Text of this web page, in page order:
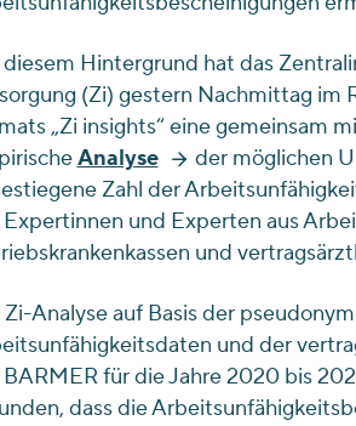
diesem Hintergrund hat das
(Zi) gestern Nachmittag im
„Zi insights“ eine gemeinsam
Analyse
der möglichen
Zahl der
und Experten aus
und
Zi-Analyse auf Basis der
und der
für die Jahre 2020 bis
dass die